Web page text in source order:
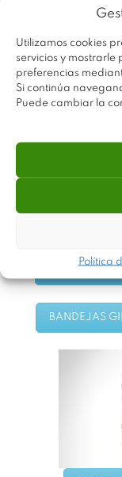
Utilizamos cookies
servicios y
preferencias
Si continúa
Puede cambiar la
Política
BANDEJAS
BANDEJAS
BANDEJAS